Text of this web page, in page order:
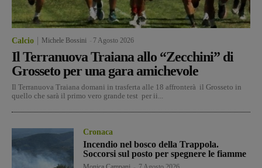
Calcio Michele Bossini 7 Agosto 2026
Il Terranuova Traiana allo “Zecchini” di
Grosseto per una gara amichevole
Il Terranuova Traiana domani in trasferta alle 18 affronterà il Grosseto in
quello che sarà il primo vero grande test per ii...
Cronaca
Incendio nel bosco della Trappola.
Soccorsi sul posto per spegnere le fiamme